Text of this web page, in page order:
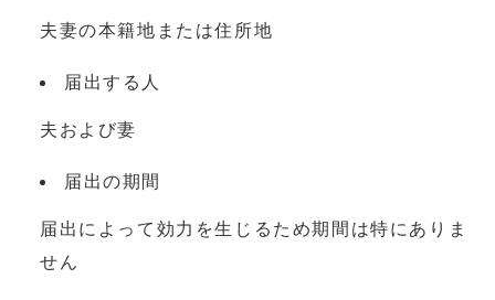
夫妻の本籍地または住所地
届出する人
夫および妻
届出の期間
届出によって効力を生じるため期間は特にありま
せん